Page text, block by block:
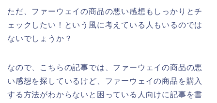
ただ、ファーウェイの商品の悪い感想もしっかりとチ
ェックしたい！という風に考えている人もいるのでは
ないでしょうか？
なので、こちらの記事では、ファーウェイの商品の悪
い感想を探しているけど、ファーウェイの商品を購入
する方法がわからないと困っている人向けに記事を書